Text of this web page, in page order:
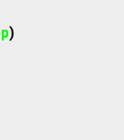
)